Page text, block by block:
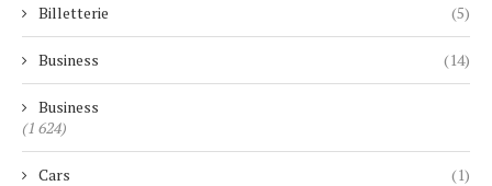
Billetterie (5)
Business (14)
Business
(1 624)
Cars (1)